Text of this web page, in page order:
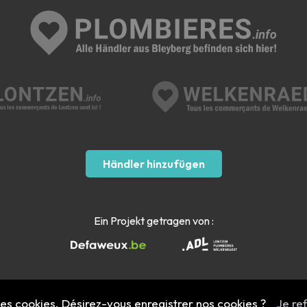
Händler hinzufügen
Ein Projekt getragen von :
Mentions légales- Copyright 2022 - 2026 plombieres.info
cookies. Désirez-vous enregistrer nos cookies ? Je